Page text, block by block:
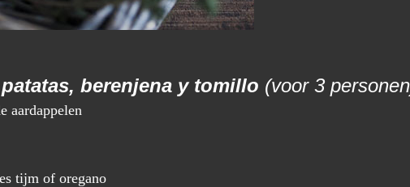
berenjena y tomillo (voor 3
aardappelen
tijm of oregano